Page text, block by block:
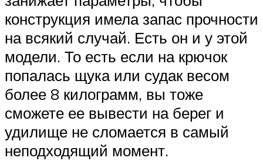
конструкция имела запас прочности
на всякий случай. Есть он и у этой
модели. То есть если на крючок
попалась щука или судак весом
более 8 килограмм, вы тоже
сможете ее вывести на берег и
удилище не сломается в самый
неподходящий момент.